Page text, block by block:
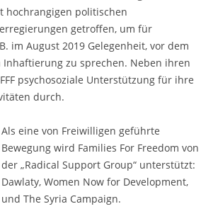
hochrangigen politischen
getroffen, um für
im August 2019 Gelegenheit, vor dem
zu sprechen. Neben ihren
psychosoziale Unterstützung für ihre
durch.
Als eine von Freiwilligen geführte
Bewegung wird Families For Freedom von
der „Radical Support Group“ unterstützt:
Dawlaty, Women Now for Development,
und The Syria Campaign.